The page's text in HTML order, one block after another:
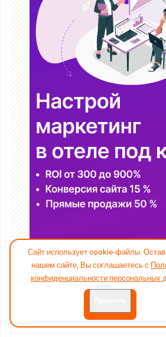
ПОПУЛЯРНЫЕ ТЕГИ
Сайт использует cookie-файлы.
нашем сайте, Вы соглашаетесь с
конфиденциальности персональных